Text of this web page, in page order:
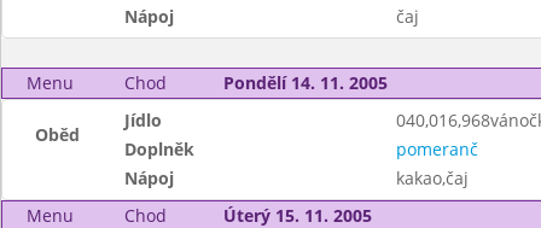
Nápoj
čaj
Menu Chod Pondělí 14. 11. 2005
Oběd
Jídlo
Doplněk
pomeranč
Nápoj
kakao,čaj
Menu
Chod Úterý 15. 11. 2005